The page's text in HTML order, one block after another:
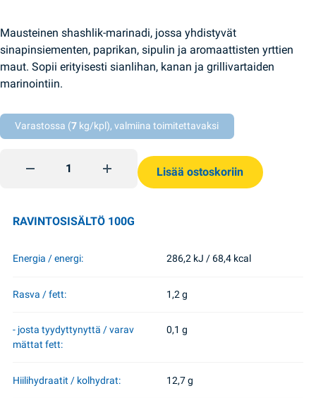
Mausteinen shashlik-marinadi, jossa yhdistyvät
sinapinsiementen, paprikan, sipulin ja aromaattisten yrttien
maut. Sopii erityisesti sianlihan, kanan ja grillivartaiden
marinointiin.
Varastossa (7 kg/kpl), valmiina toimitettavaksi
Shashlik-marinadi sinapilla ja paprikalla 140g Veres
Lisää ostoskoriin
RAVINTOSISÄLTÖ 100G
Energia / energi: 286,2 kJ / 68,4 kcal
Rasva / fett: 1,2 g
- josta tyydyttynyttä / varav
mättat fett:
0,1 g
Hiilihydraatit / kolhydrat: 12,7 g